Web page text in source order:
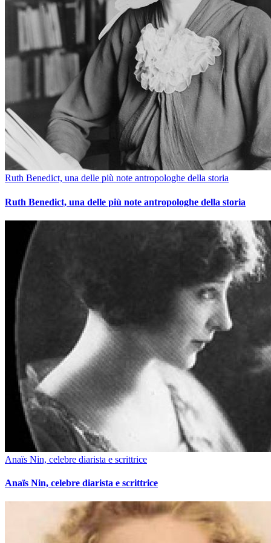
Ruth Benedict, una delle più note antropologhe della storia
Ruth Benedict, una delle più note antropologhe della storia
Anaïs Nin, celebre diarista e scrittrice
Anaïs Nin, celebre diarista e scrittrice